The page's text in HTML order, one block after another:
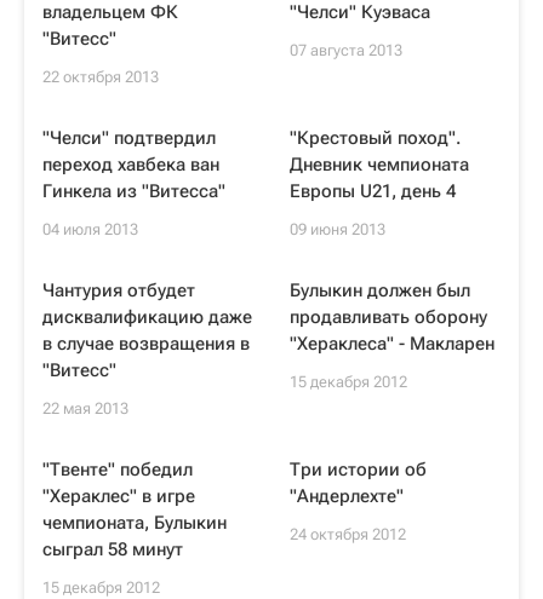
владельцем ФК
"Витесс"
22 октября 2013
"Челси" Куэваса
07 августа 2013
"Челси" подтвердил
переход хавбека ван
Гинкела из "Витесса"
04 июля 2013
"Крестовый поход".
Дневник чемпионата
Европы U21, день 4
09 июня 2013
Чантурия отбудет
дисквалификацию даже
в случае возвращения в
"Витесс"
22 мая 2013
Булыкин должен был
продавливать оборону
"Хераклеса" - Макларен
15 декабря 2012
"Твенте" победил
"Хераклес" в игре
чемпионата, Булыкин
сыграл 58 минут
15 декабря 2012
Три истории об
"Андерлехте"
24 октября 2012